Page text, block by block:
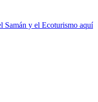
Samán y el Ecoturismo aquí